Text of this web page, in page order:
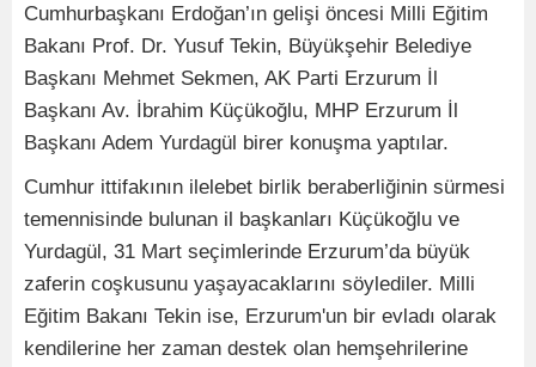
Cumhurbaşkanı Erdoğan’ın gelişi öncesi Milli Eğitim
Bakanı Prof. Dr. Yusuf Tekin, Büyükşehir Belediye
Başkanı Mehmet Sekmen, AK Parti Erzurum İl
Başkanı Av. İbrahim Küçükoğlu, MHP Erzurum İl
Başkanı Adem Yurdagül birer konuşma yaptılar.
Cumhur ittifakının ilelebet birlik beraberliğinin sürmesi
temennisinde bulunan il başkanları Küçükoğlu ve
Yurdagül, 31 Mart seçimlerinde Erzurum’da büyük
zaferin coşkusunu yaşayacaklarını söylediler. Milli
Eğitim Bakanı Tekin ise, Erzurum'un bir evladı olarak
kendilerine her zaman destek olan hemşehrilerine